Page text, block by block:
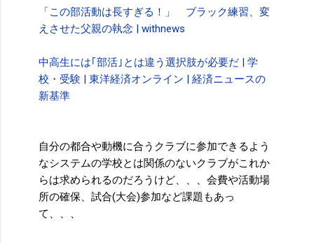
「この部活動は長すぎる！」 ブラック練習、変
えさせた父親の執念 | withnews
中高生には｢部活｣とは違う選択肢が必要だ | 学
校・受験 | 東洋経済オンライン | 経済ニュースの
新基準
自分の都合や動機に合うクラブに参加できるよう
なシステムの学校とは関係のないクラブがこれか
らは求められるのだろうけど、、、会費や活動場
所の確保、試合(大会)参加など課題もあっ
て、、、